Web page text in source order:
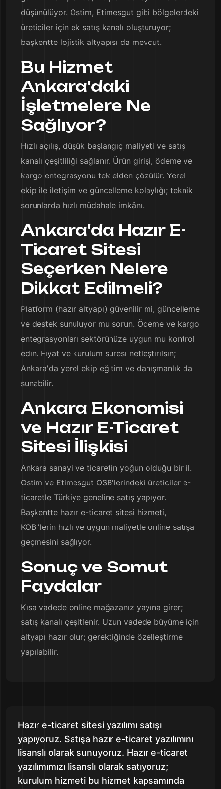
düşünülüyor. Ostim, Etimesgut gibi bölgelerdeki
üreticiler için ek satış kanalı oluşturuyor;
başkentte lojistik altyapısı da mevcut.
Bu Hizmet
Ankara'daki
İşletmelere Ne
Sağlıyor?
Hızlı açılış, düşük başlangıç maliyeti ve satış
kanalı çeşitliliği sağlanır. Ürün girişi, ödeme ve
kargo entegrasyonu tek elden çözülür. Yerel
ekip ile iletişim ve güncelleme kolaylığı; teknik
sorunlarda hızlı müdahale imkânı.
Ankara'da Hazır E-
Ticaret Sitesi
Seçerken Nelere
Dikkat Edilmeli?
Platform (hazır altyapı) güvenilir mi, güncelleme
ve destek sunuluyor mu sorun. Ödeme ve kargo
entegrasyonları sektörünüze uygun mu kontrol
edin. Fiyat ve kurulum süresi netleştirilsin;
Ankara'da yerel ekip eğitim ve danışmanlık da
sunabilir.
Ankara Ekonomisi
ve Hazır E-Ticaret
Sitesi İlişkisi
Ankara sanayi ve ticaretin yoğun olduğu bir il.
Ostim ve Etimesgut OSB'lerindeki üreticiler e-
ticaretle Türkiye geneline satış yapıyor.
Başkentte hazır e-ticaret sitesi hizmeti,
KOBİ'lerin hızlı ve uygun maliyetle online satışa
geçmesini sağlıyor.
Sonuç ve Somut
Faydalar
Kısa vadede online mağazanız yayına girer;
satış kanalı çeşitlenir. Uzun vadede büyüme için
altyapı hazır olur; gerektiğinde özelleştirme
yapılabilir.
Hazır e-ticaret sitesi yazılımı satışı
yapıyoruz. Satışa hazır e-ticaret yazılımını
lisanslı olarak sunuyoruz. Hazır e-ticaret
yazılımımızı lisanslı olarak satıyoruz;
kurulum hizmeti bu hizmet kapsamında